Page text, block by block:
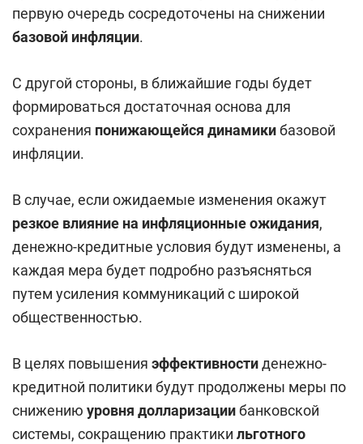
первую очередь сосредоточены на снижении
базовой инфляции.
С другой стороны, в ближайшие годы будет
формироваться достаточная основа для
сохранения понижающейся динамикибазовой
инфляции.
В случае, если ожидаемые изменения окажут
резкое влияние на инфляционные ожидания,
денежно-кредитные условия будут изменены, а
каждая мера будет подробно разъясняться
путем усиления коммуникаций с широкой
общественностью.
В целях повышения эффективностиденежно-
кредитной политики будут продолжены меры по
снижению уровня долларизациибанковской
системы, сокращению практики льготного